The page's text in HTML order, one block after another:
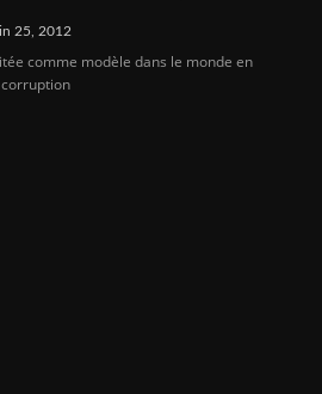
25, 2012
comme modèle dans le monde en